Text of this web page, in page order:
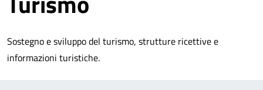
Sostegno e sviluppo del turismo, strutture ricettive e
informazioni turistiche.